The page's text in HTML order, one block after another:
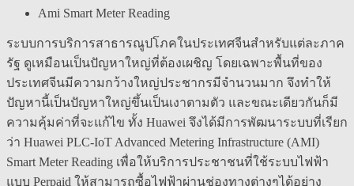
Ami Smart Meter Reading
ระบบการบริการสาธารณูปโภคในประเทศจีนสำหรับแต่ละภาค
รัฐ ดูเหมือนเป็นปัญหาใหญ่ที่ต้องเผชิญ โดยเฉพาะพื้นที่ของ
ประเทศจีนมีความกว้างใหญ่ประชากรมีจำนวนมาก จึงทำให้
ปัญหานี้เป็นปัญหาใหญ่ขึ้นเป็นเงาตามตัว และขณะเดียวกันก็มี
ความคุ้มค่าที่จะแก้ไข ทั้ง Huawei จึงได้มีการพัฒนาระบบที่เรียก
ว่า Huawei PLC-IoT Advanced Metering Infrastructure (AMI)
Smart Meter Reading เพื่อให้บริการประชาชนที่ใช้ระบบไฟฟ้า
แบบ Perpaid ให้สามารถซื้อไฟฟ้าผ่านช่องทางต่างๆได้อย่าง